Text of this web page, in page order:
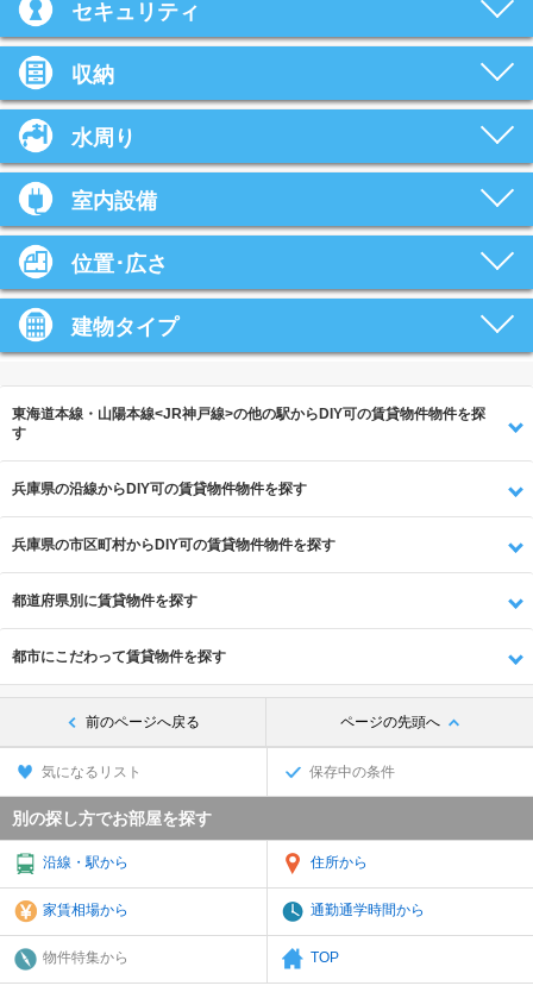
セキュリティ
収納
水周り
室内設備
位置･広さ
建物タイプ
東海道本線・山陽本線<JR神戸線>の他の駅からDIY可の賃貸物件物件を探
す
兵庫県の沿線からDIY可の賃貸物件物件を探す
兵庫県の市区町村からDIY可の賃貸物件物件を探す
都道府県別に賃貸物件を探す
都市にこだわって賃貸物件を探す
前のページへ戻る ページの先頭へ
気になるリスト 保存中の条件
別の探し方でお部屋を探す
沿線・駅から 住所から
家賃相場から 通勤通学時間から
物件特集から TOP